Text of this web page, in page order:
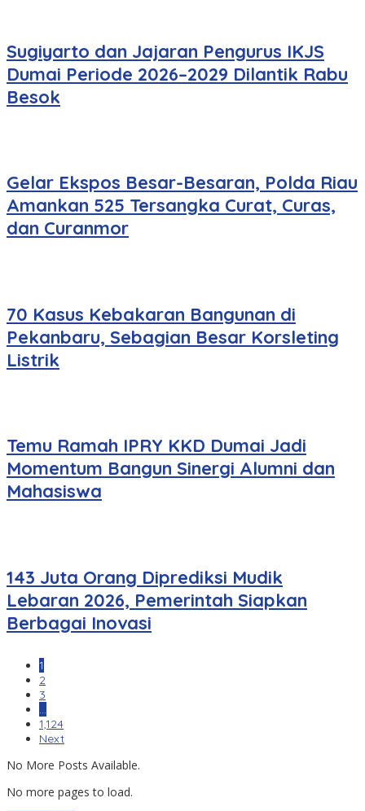
Sugiyarto dan Jajaran Pengurus IKJS
Dumai Periode 2026–2029 Dilantik Rabu
Besok
Gelar Ekspos Besar-Besaran, Polda Riau
Amankan 525 Tersangka Curat, Curas,
dan Curanmor
70 Kasus Kebakaran Bangunan di
Pekanbaru, Sebagian Besar Korsleting
Listrik
Temu Ramah IPRY KKD Dumai Jadi
Momentum Bangun Sinergi Alumni dan
Mahasiswa
143 Juta Orang Diprediksi Mudik
Lebaran 2026, Pemerintah Siapkan
Berbagai Inovasi
1
2
3
…
1,124
Next
No More Posts Available.
No more pages to load.